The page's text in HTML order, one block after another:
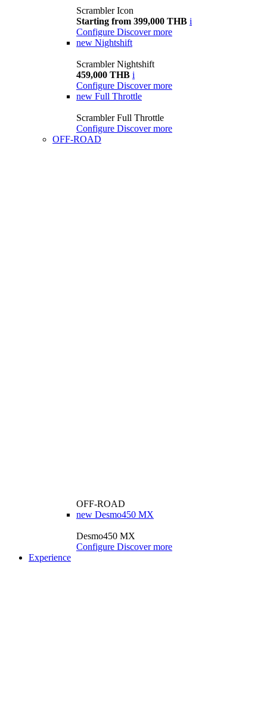
Scrambler Icon
Starting from 399,000 THB i
Configure Discover more
new Nightshift
Scrambler Nightshift
459,000 THB i
Configure Discover more
new Full Throttle
Scrambler Full Throttle
Configure Discover more
OFF-ROAD
OFF-ROAD
new Desmo450 MX
Desmo450 MX
Configure Discover more
Experience